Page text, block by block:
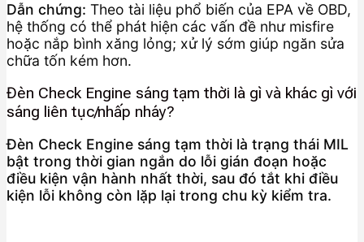
Dẫn chứng: Theo tài liệu phổ biến của EPA về OBD,
hệ thống có thể phát hiện các vấn đề như misfire
hoặc nắp bình xăng lỏng; xử lý sớm giúp ngăn sửa
chữa tốn kém hơn.
Đèn Check Engine sáng tạm thời là gì và khác gì với
sáng liên tục/nhấp nháy?
Đèn Check Engine sáng tạm thời là trạng thái MIL
bật trong thời gian ngắn do lỗi gián đoạn hoặc
điều kiện vận hành nhất thời, sau đó tắt khi điều
kiện lỗi không còn lặp lại trong chu kỳ kiểm tra.